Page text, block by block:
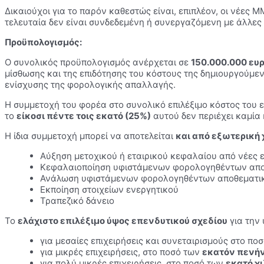
Δικαιούχοι για το παρόν καθεστώς είναι, επιπλέον, οι
τελευταία δεν είναι συνδεδεμένη ή συνεργαζόμενη με άλλες
Προϋπολογισμός:
Ο συνολικός προϋπολογισμός ανέρχεται σε 150.000.000
μίσθωσης και της επιδότησης του κόστους της
ενίσχυσης της φορολογικής απαλλαγής.
Η συμμετοχή του φορέα στο συνολικό επιλέξιμο κόστος του
το είκοσι πέντε τοις εκατό (25%) αυτού δεν περιέχει
Η ίδια συμμετοχή μπορεί να αποτελείται και από
Αύξηση μετοχικού ή εταιρικού κεφαλαίου από νέες
Κεφαλαιοποίηση υφιστάμενων φορολογηθέντων
Ανάλωση υφιστάμενων φορολογηθέντων
Εκποίηση στοιχείων ενεργητικού
Τραπεζικό δάνειο
Το ελάχιστο επιλέξιμο ύψος επενδυτικού σχεδίου για
για μεσαίες επιχειρήσεις και συνεταιρισμούς στο
για μικρές επιχειρήσεις, στο ποσό των εκατόν